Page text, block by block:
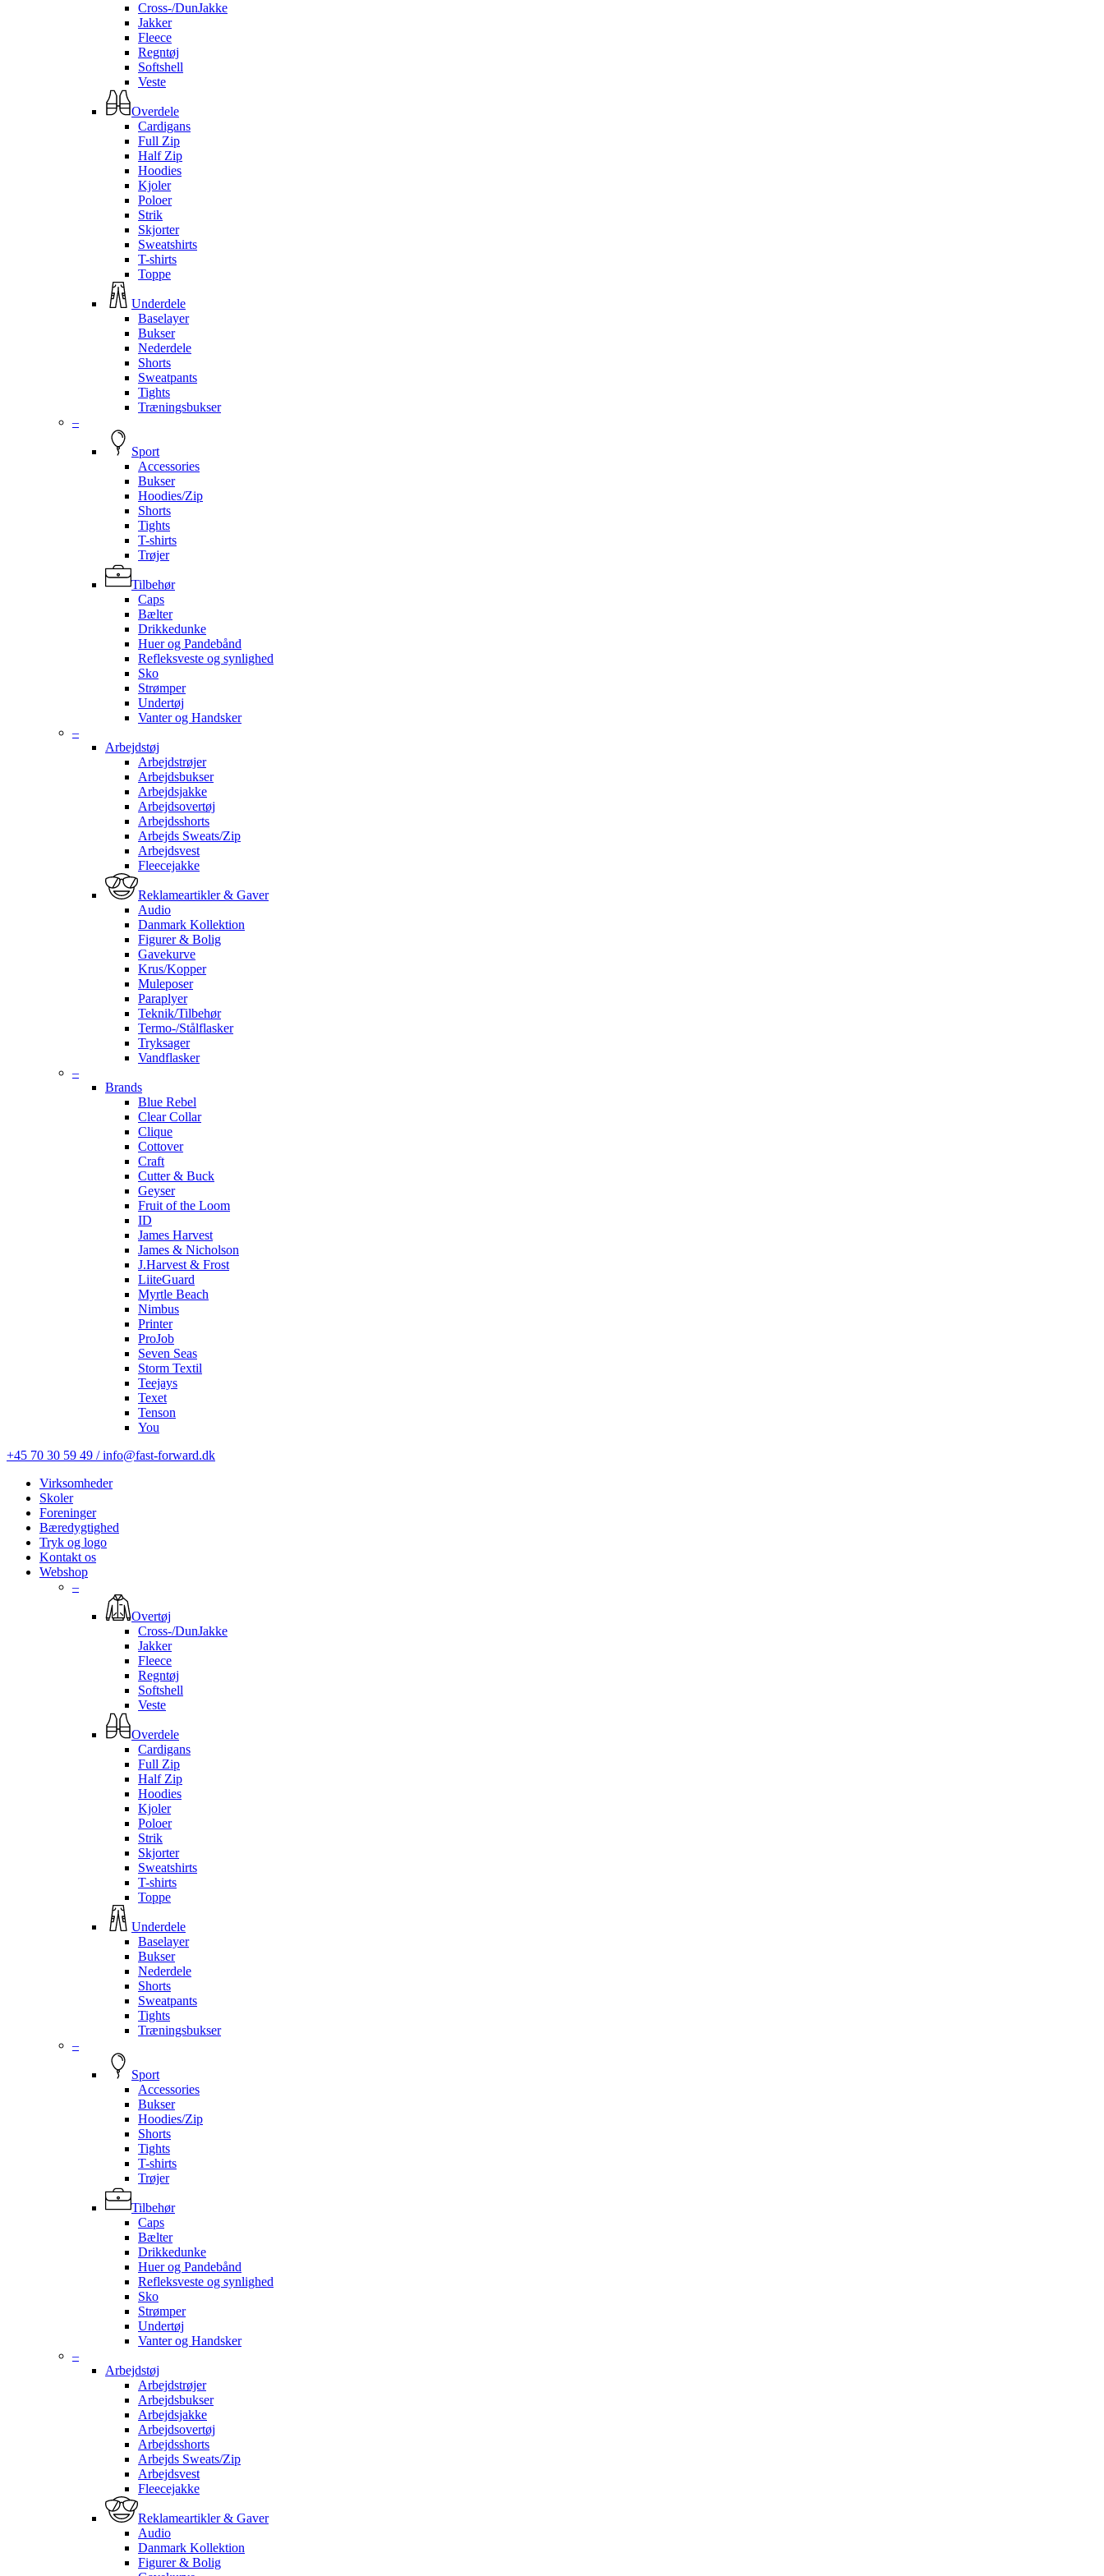
Cross-/DunJakke
Jakker
Fleece
Regntøj
Softshell
Veste
Overdele
Cardigans
Full Zip
Half Zip
Hoodies
Kjoler
Poloer
Strik
Skjorter
Sweatshirts
T-shirts
Toppe
Underdele
Baselayer
Bukser
Nederdele
Shorts
Sweatpants
Tights
Træningsbukser
–
Sport
Accessories
Bukser
Hoodies/Zip
Shorts
Tights
T-shirts
Trøjer
Tilbehør
Caps
Bælter
Drikkedunke
Huer og Pandebånd
Refleksveste og synlighed
Sko
Strømper
Undertøj
Vanter og Handsker
–
Arbejdstøj
Arbejdstrøjer
Arbejdsbukser
Arbejdsjakke
Arbejdsovertøj
Arbejdsshorts
Arbejds Sweats/Zip
Arbejdsvest
Fleecejakke
Reklameartikler & Gaver
Audio
Danmark Kollektion
Figurer & Bolig
Gavekurve
Krus/Kopper
Muleposer
Paraplyer
Teknik/Tilbehør
Termo-/Stålflasker
Tryksager
Vandflasker
–
Brands
Blue Rebel
Clear Collar
Clique
Cottover
Craft
Cutter & Buck
Geyser
Fruit of the Loom
ID
James Harvest
James & Nicholson
J.Harvest & Frost
LiiteGuard
Myrtle Beach
Nimbus
Printer
ProJob
Seven Seas
Storm Textil
Teejays
Texet
Tenson
You
+45 70 30 59 49 / info@fast-forward.dk
Virksomheder
Skoler
Foreninger
Bæredygtighed
Tryk og logo
Kontakt os
Webshop
–
Overtøj
Cross-/DunJakke
Jakker
Fleece
Regntøj
Softshell
Veste
Overdele
Cardigans
Full Zip
Half Zip
Hoodies
Kjoler
Poloer
Strik
Skjorter
Sweatshirts
T-shirts
Toppe
Underdele
Baselayer
Bukser
Nederdele
Shorts
Sweatpants
Tights
Træningsbukser
–
Sport
Accessories
Bukser
Hoodies/Zip
Shorts
Tights
T-shirts
Trøjer
Tilbehør
Caps
Bælter
Drikkedunke
Huer og Pandebånd
Refleksveste og synlighed
Sko
Strømper
Undertøj
Vanter og Handsker
–
Arbejdstøj
Arbejdstrøjer
Arbejdsbukser
Arbejdsjakke
Arbejdsovertøj
Arbejdsshorts
Arbejds Sweats/Zip
Arbejdsvest
Fleecejakke
Reklameartikler & Gaver
Audio
Danmark Kollektion
Figurer & Bolig